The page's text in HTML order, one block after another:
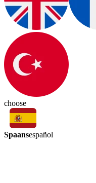
choose
Spaansespañol